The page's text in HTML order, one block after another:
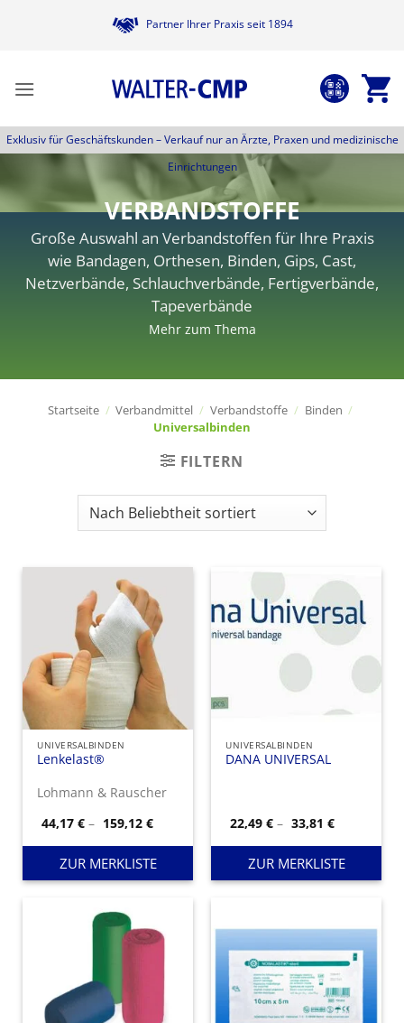
Partner Ihrer Praxis seit 1894
Exklusiv für Geschäftskunden –Verkauf nur an Ärzte, Praxen und medizinische
Einrichtungen
VERBANDSTOFFE
Große Auswahl an Verbandstoffen für Ihre Praxis
wie Bandagen, Orthesen, Binden, Gips, Cast,
Netzverbände, Schlauchverbände, Fertigverbände,
Tapeverbände
Mehr zum Thema
Startseite / Verbandmittel / Verbandstoffe / Binden /
Universalbinden
FILTERN
UNIVERSALBINDEN
Lenkelast®
Lohmann & Rauscher
44,17€ – 159,12€Preisspanne:
44,17 €
bis
159,12 €
ZUR MERKLISTE
UNIVERSALBINDEN
DANA UNIVERSAL
22,49€ – 33,81€
22,49 €
bis
33,81 €
ZUR MERKLISTE